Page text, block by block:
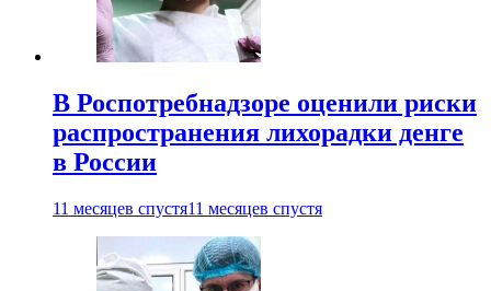
В Роспотребнадзоре оценили риски
распространения лихорадки денге
в России
11 месяцев спустя11 месяцев спустя